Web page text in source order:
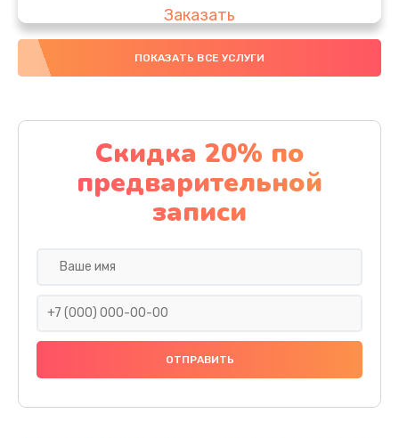
Заказать
Комплексная чистка
Заказать
Замена дисплея (экрана)
2000 руб.
Заказать
Ремонт платы электроники
Прошивка
ПОКАЗАТЬ ВСЕ УСЛУГИ
Скидка 20% по
предварительной
записи